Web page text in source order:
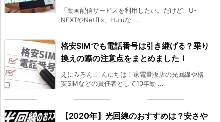
「動画配信サービスを利用したい。だけど、U-
NEXTやNetflix、Huluな ...
格安SIMでも電話番号は引き継げる？乗り
換えの際の注意点をまとめました！
えにみろん こんにちは！家電量販店の光回線や格
安SIMなどの責任者として10年勤 ...
【2020年】光回線のおすすめは？安さや